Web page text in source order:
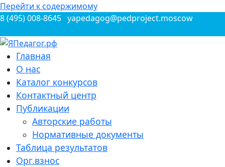
Перейти к содержимому
8 (495) 008-8645 yapedagog@pedproject.moscow
ЯПедагог.рф
Всероссийские конкурсы для педагогов
Главная
О нас
Каталог конкурсов
Контактный центр
Публикации
Авторские работы
Нормативные документы
Таблица результатов
Орг.взнос